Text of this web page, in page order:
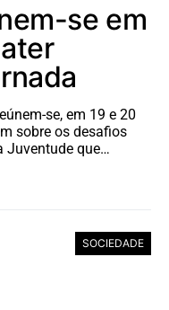
se em
se, em 19 e 20
sobre os desafios
Juventude que…
SOCIEDADE